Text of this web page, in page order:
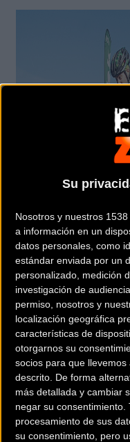
Su
Nosotros y nuestros 1538
a información en un
datos personales, como
estándar enviada por un
personalizado, medición
investigación de
permiso, nosotros y
localización geográfica
características de
otorgarnos su
socios para que
descrito. De forma
más detallada y cambiar
negar su consentimiento.
procesamiento de sus
su consentimiento, pero
Las hermanas González